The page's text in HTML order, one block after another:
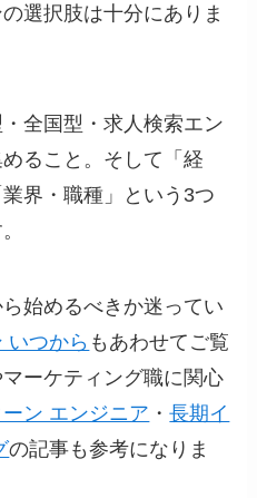
選択肢は十分にありま
全国型・求人検索エン
ること。そして「経
界・職種」という3つ
始めるべきか迷ってい
いつから もあわせてご覧
ーケティング職に関心
ン エンジニア ・長期イ
の記事も参考になりま